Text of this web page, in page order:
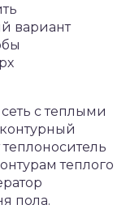
вариант
с теплыми
теплого
пола.